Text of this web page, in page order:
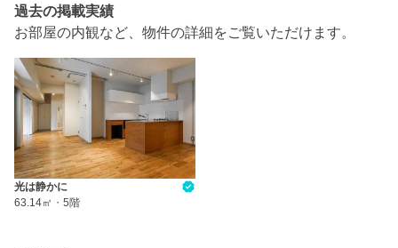
過去の掲載実績
お部屋の内観など、物件の詳細をご覧いただけます。
光は静かに
63.14㎡ ・ 5階